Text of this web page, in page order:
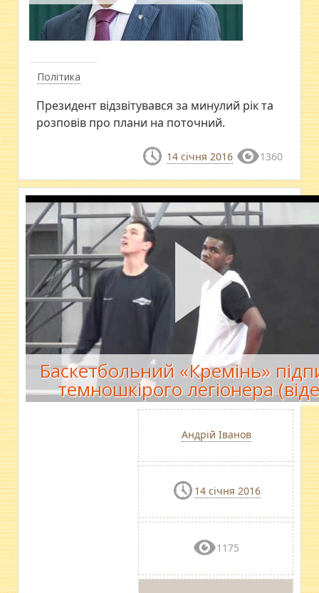
Політика
Президент відзвітувався за минулий рік та
розповів про плани на поточний.
14 січня 2016 1360
Баскетбольний «Кремінь»
темношкірого легіонера
Андрій Іванов
14 січня 2016
1175